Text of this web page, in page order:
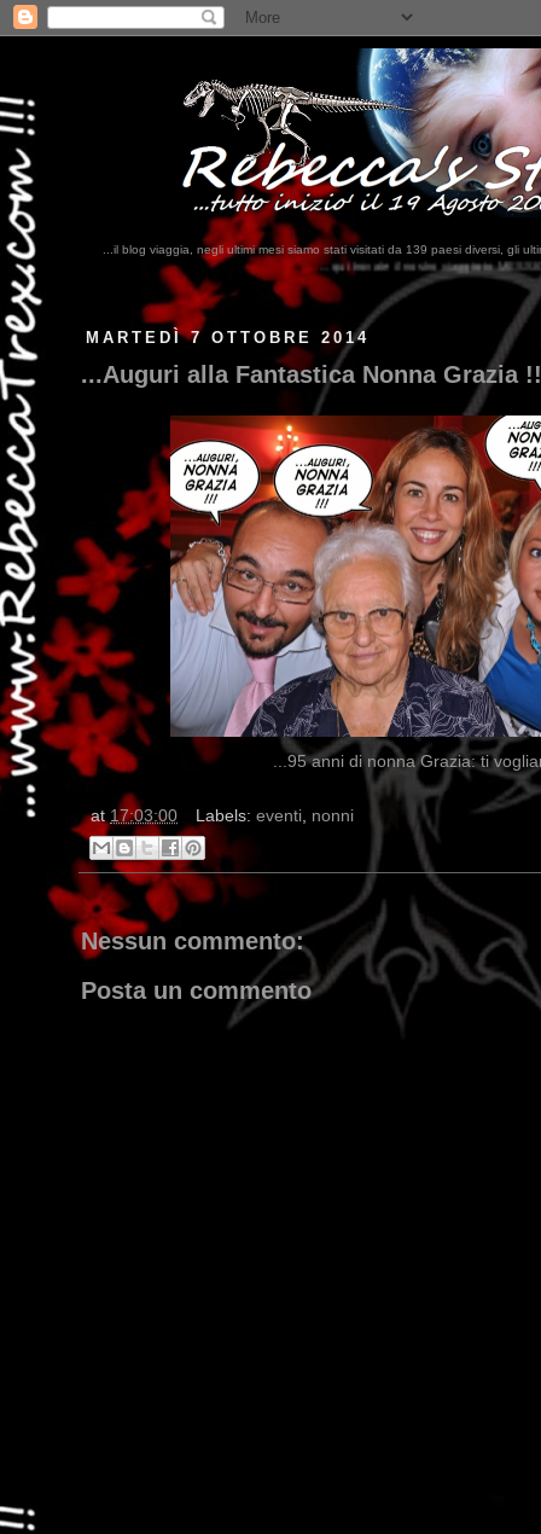
...il blog viaggia, negli ultimi mesi siamo stati visitati da 139 paesi diversi, gli
...qui trovate il nostro viaggio in MESSICO 2023...clikka qui !!!
MARTEDÌ 7 OTTOBRE 2014
...Auguri alla Fantastica Nonna Grazia
...95 anni di nonna Grazia: ti
at 17:03:00 Labels: eventi, nonni
Nessun commento:
Posta un commento